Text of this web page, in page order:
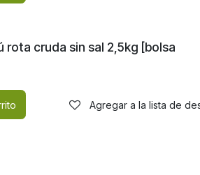
rota cruda sin sal 2,5kg [bolsa
Agregar a la lista de